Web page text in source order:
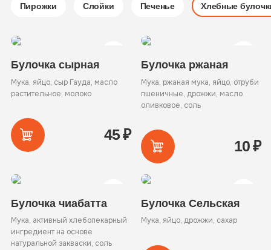
Пирожки Слойки Печенье Хлебные
Булочка сырная
Мука, яйцо, сыр Гауда, масло
растительное, молоко
45₽
Булочка ржаная
Мука, ржаная мука, яйцо, отруби
пшеничные, дрожжи, масло
оливковое, соль
10₽
Булочка чиабатта
Мука, активный хлебопекарный
ингредиент на основе
натуральной закваски, соль
Булочка Сельская
Мука, яйцо, дрожжи, сахар